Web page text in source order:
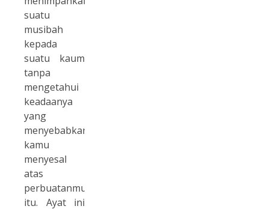
suatu
musibah
kepada
suatu kaum
tanpa
mengetahui
keadaanya
yang
menyebabkan
kamu
menyesal
atas
perbuatanmu
itu. Ayat ini